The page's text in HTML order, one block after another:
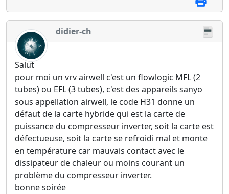
didier-ch
Salut
pour moi un vrv airwell c'est un flowlogic MFL (2
tubes) ou EFL (3 tubes), c'est des appareils sanyo
sous appellation airwell, le code H31 donne un
défaut de la carte hybride qui est la carte de
puissance du compresseur inverter, soit la carte est
défectueuse, soit la carte se refroidi mal et monte
en température car mauvais contact avec le
dissipateur de chaleur ou moins courant un
problème du compresseur inverter.
bonne soirée